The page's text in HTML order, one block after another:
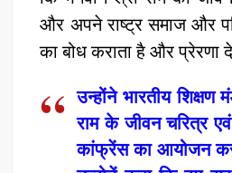
और अपने राष्ट्र समाज और
का बोध कराता है और प्रेरणा
उन्होंने भारतीय शिक्षण
राम के जीवन चरित्र
कांफ्रेंस का आयोजन